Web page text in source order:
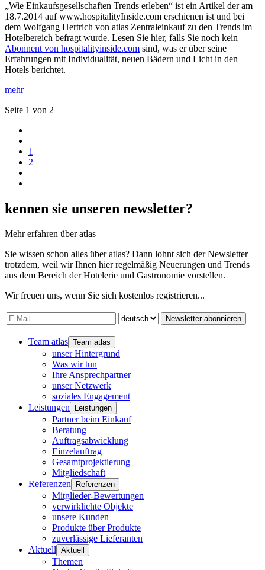
„Wie Einkaufsgesellschaften Trends erleben“ ist ein Artikel der am
18.7.2014 auf www.hospitalityInside.com erschienen ist und bei
dem Wolfgang Hertrich von atlas Zentraleinkauf zu den Trends im
Hotelbereich befragt wurde. Lesen Sie hier, falls Sie noch kein
Abonnent von hospitalityinside.com sind, was er über seine
Erfahrungen mit Individualität, neuen Bädern und Licht in den
Hotels berichtet.
mehr
Seite 1 von 2
1
2
kennen sie unseren newsletter?
Mehr erfahren über atlas
Sie wissen schon alles über atlas? Dann lohnt sich der Newsletter
trotzdem, weil wir Ihnen hier regelmäßig Neuerungen und Trends
aus dem Bereich der Hotelerie und Gastronomie vorstellen.
Wir freuen uns, wenn Sie sich kostenlos registrieren...
Newsletter abonnieren
Team atlas Team atlas
unser Hintergrund
Was wir tun
Ihre Ansprechpartner
unser Netzwerk
soziales Engagement
Leistungen
Leistungen
Partner beim Einkauf
Beratung
Auftragsabwicklung
Einzelauftrag
Gesamtprojektierung
Mitgliedschaft
Referenzen
Referenzen
Mitglieder-Bewertungen
verwirklichte Objekte
unsere Kunden
Produkte über Produkte
zuverlässige Lieferanten
Aktuell Aktuell
Themen